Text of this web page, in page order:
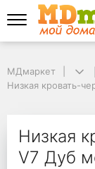
Низкая кровать-
МДмаркет
Низкая кровать-
Низкая
V7 Дуб